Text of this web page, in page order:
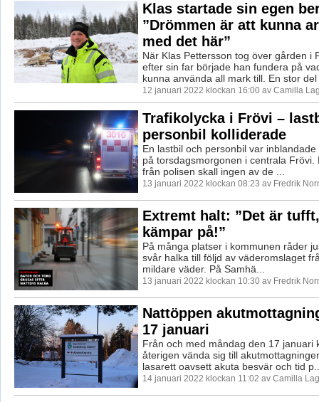
Klas startade sin egen
”Drömmen är att kunna
med det här”
När Klas Pettersson tog över gården i
efter sin far började han fundera på
kunna använda all mark till. En stor del
12 januari 2022 klockan 16:00 av Camilla
Trafikolycka i Frövi –
personbil kolliderade
En lastbil och personbil var
på torsdagsmorgonen i centrala Frövi.
från polisen skall ingen av de ...
13 januari 2022 klockan 08:23 av Fredrik
Extremt halt: ”Det är
kämpar på!”
På många platser i kommunen råder
svår halka till följd av väderomslaget
mildare väder. På Samhä...
13 januari 2022 klockan 10:30 av Fredrik
Nattöppen
17 januari
Från och med måndag den 17 januari
återigen vända sig till
lasarett oavsett akuta besvär och tid
14 januari 2022 klockan 11:02 av Camilla